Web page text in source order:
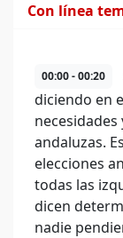
Con línea
00:00 - 00:20
diciendo en
andaluzas.
elecciones
todas las
dicen
nadie